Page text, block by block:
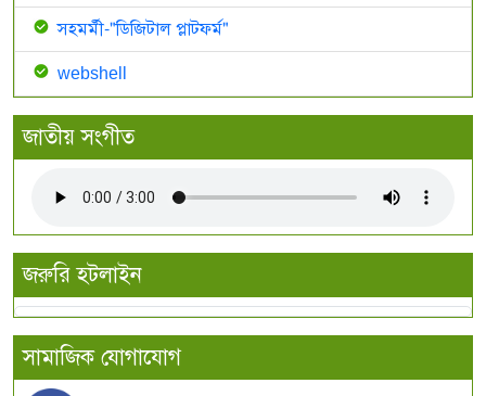
সহমর্মী-"ডিজিটাল প্লাটফর্ম"
webshell
জাতীয় সংগীত
জরুরি হটলাইন
সামাজিক যোগাযোগ